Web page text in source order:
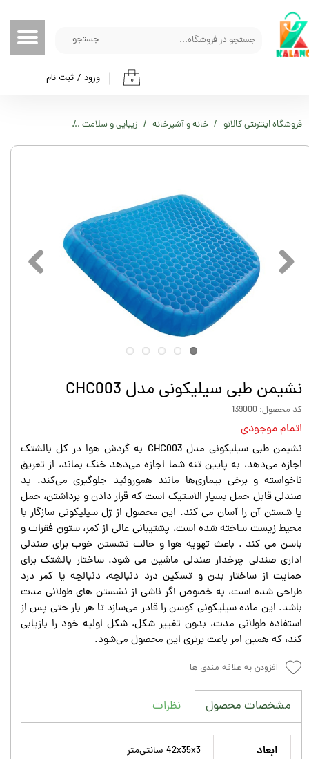
جستجو
۰ ورود / ثبت نام
حساب کاربری من
تغییر گذر واژه
خروج از حساب کاربری
فروشگاه اینترنتی کالانو خانه و آشپزخانه زیبایی و سلامت
نشیمن طبی سیلیکونی مدل CHC003
کد محصول: 139000
اتمام موجودی
نشیمن طبی سیلیکونی مدل CHC003 به گردش هوا در کل بالشتک
اجازه می‌دهد، به پایین تنه شما اجازه می‌دهد خنک بماند، از تعریق
ناخواسته و برخی بیماری‌ها مانند هموروئید جلوگیری می‌کند. پد
صندلی قابل حمل بسیار الاستیک است که قرار دادن و برداشتن، حمل
یا شستن آن را آسان می کند. این محصول از ژل سیلیکونی سازگار با
محیط زیست ساخته شده است، پشتیبانی عالی از کمر، ستون فقرات و
باسن می کند . باعث تهویه هوا و حالت نشستن خوب برای صندلی
اداری صندلی چرخدار صندلی ماشین می شود. ساختار بالشتک برای
حمایت از ساختار بدن و تسکین درد دنبالچه، دنبالچه یا کمر درد
طراحی شده است، به خصوص اگر ناشی از نشستن های طولانی مدت
باشد. این ماده سیلیکونی کوسن را قادر می‌سازد تا هر بار حتی پس از
استفاده طولانی مدت، بدون تغییر شکل، شکل اولیه خود را بازیابی
کند، که همین امر باعث برتری این محصول می‌شود.
افزودن به علاقه مندی ها
مشخصات محصول نظرات
ابعاد 42x35x3 سانتی‌متر